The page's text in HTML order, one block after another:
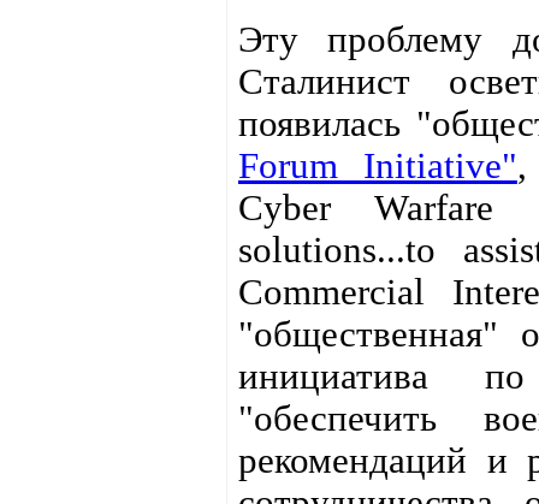
Эту проблему
Сталинист
появилась
Forum Initiative",
Cyber Warfare
solutions...to
Commercial
"общественная"
инициатива
"обеспечить
рекомендаций и